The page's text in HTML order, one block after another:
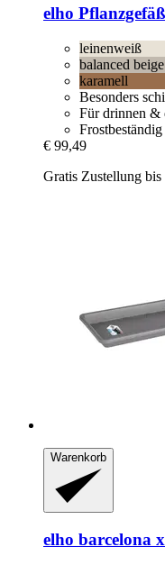
elho
leinenweiß
balanced beige
karamell
Besonders
Für drinnen &
€ 99,49
Gratis Zustellung bis
Warenkorb
elho barcelona